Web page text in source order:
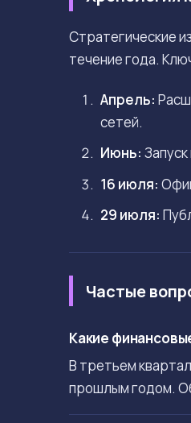
Стратегические
течение года.
Апрель:
сетей.
Июнь:
16 июля:
29 июля:
Частые
Какие
В третьем
прошлым годом.